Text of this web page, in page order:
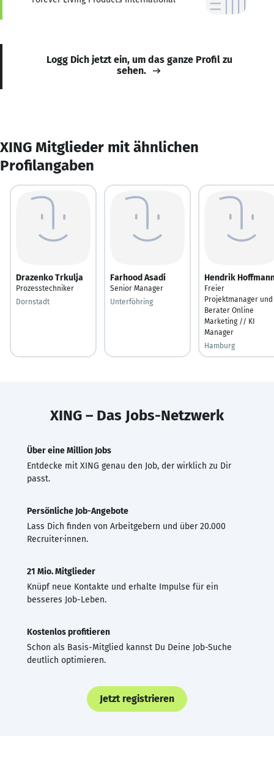
Logg Dich jetzt ein, um das ganze Profil zu
sehen.
XING Mitglieder mit ähnlichen
Profilangaben
Drazenko Trkulja
Prozesstechniker
Dornstadt
Farhood Asadi
Senior Manager
Unterföhring
Hendrik
Freier
Projektmanager und
Berater Online
Marketing // KI
Manager
Hamburg
XING – Das Jobs-Netzwerk
Über eine Million Jobs
Entdecke mit XING genau den Job, der wirklich zu Dir
passt.
Persönliche Job-Angebote
Lass Dich finden von Arbeitgebern und über 20.000
Recruiter·innen.
21 Mio. Mitglieder
Knüpf neue Kontakte und erhalte Impulse für ein
besseres Job-Leben.
Kostenlos profitieren
Schon als Basis-Mitglied kannst Du Deine Job-Suche
deutlich optimieren.
Jetzt registrieren